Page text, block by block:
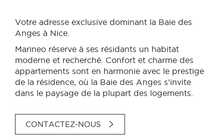
Votre adresse exclusive dominant la Baie des
Anges à Nice.
Marineo réserve à ses résidants un habitat
moderne et recherché. Confort et charme des
appartements sont en harmonie avec le prestige
de la résidence, où la Baie des Anges s’invite
dans le paysage de la plupart des logements.
CONTACTEZ-NOUS